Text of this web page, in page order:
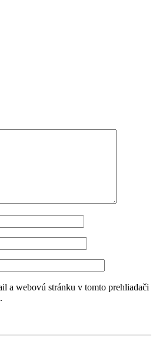
a webovú stránku v tomto prehliadači